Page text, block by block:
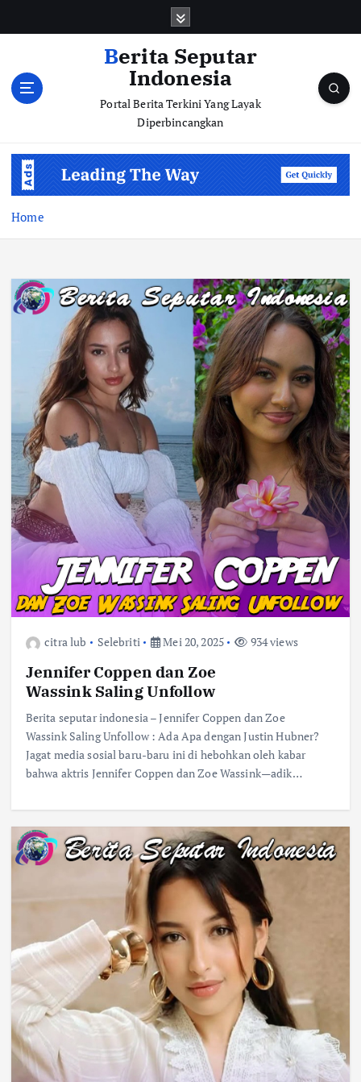
Berita Seputar
Indonesia
Portal Berita Terkini Yang Layak
Diperbincangkan
Home
citra lub Selebriti Mei 20, 2025 934 views
Jennifer Coppen dan Zoe
Wassink Saling Unfollow
Berita seputar indonesia – Jennifer Coppen dan Zoe
Wassink Saling Unfollow : Ada Apa dengan Justin Hubner?
Jagat media sosial baru-baru ini di hebohkan oleh kabar
bahwa aktris Jennifer Coppen dan Zoe Wassink—adik…